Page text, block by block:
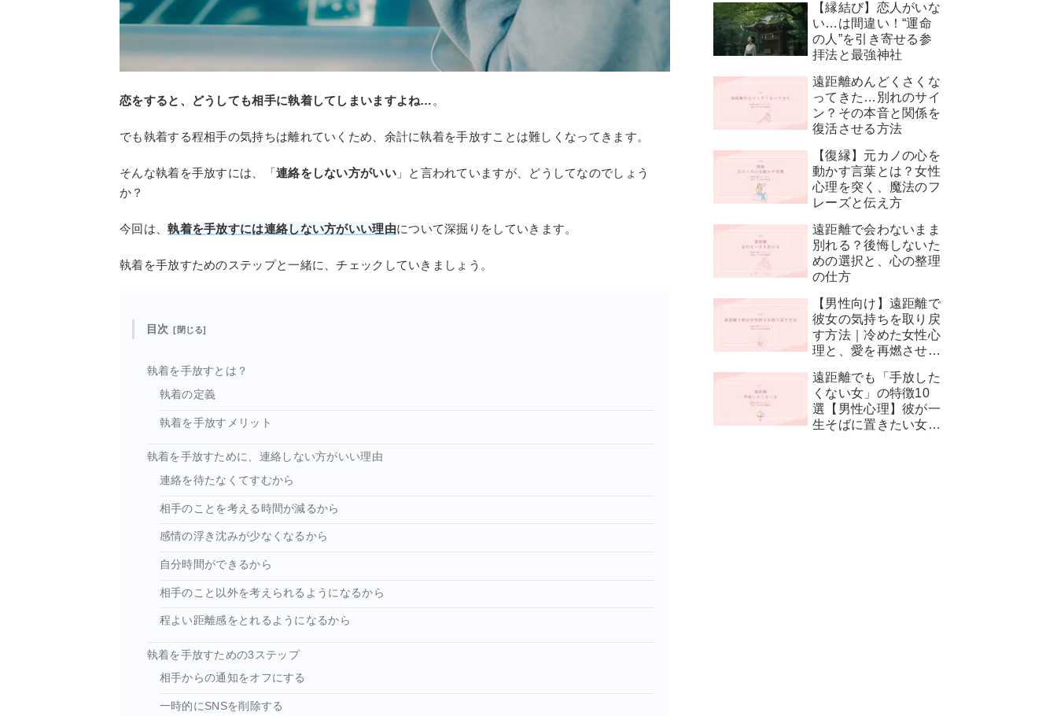
恋をすると、どうしても相手に執着してしまいますよね… 。
でも執着する程相手の気持ちは離れていくため、余計に執着を手放すことは難しくなってきます。
そんな執着を手放すには、「連絡をしない方がいい」と言われていますが、どうしてなのでしょう
か？
今回は、執着を手放すには連絡しない方がいい理由について深掘りをしていきます。
執着を手放すためのステップと一緒に、チェックしていきましょう。
目次
執着を手放すとは？
執着の定義
執着を手放すメリット
執着を手放すために、連絡しない方がいい理由
連絡を待たなくてすむから
相手のことを考える時間が減るから
感情の浮き沈みが少なくなるから
自分時間ができるから
相手のこと以外を考えられるようになるから
程よい距離感をとれるようになるから
執着を手放すための3ステップ
相手からの通知をオフにする
一時的にSNSを削除する
【縁結び】恋人がいな
い…は間違い！“運命
の人”を引き寄せる参
拝法と最強神社
遠距離めんどくさくな
ってきた…別れのサイ
ン？その本音と関係を
復活させる方法
【復縁】元カノの心を
動かす言葉とは？女性
心理を突く、魔法のフ
レーズと伝え方
遠距離で会わないまま
別れる？後悔しないた
めの選択と、心の整理
の仕方
【男性向け】遠距離で
彼女の気持ちを取り戻
す方法｜冷めた女性心
理と、愛を再燃させる
遠距離でも「手放した
くない女」の特徴10
選【男性心理】彼が一
生そばに置きたい女性